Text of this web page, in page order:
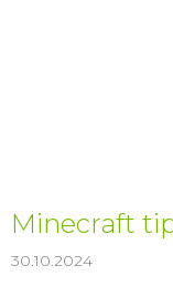
Minecraft
30.10.2024